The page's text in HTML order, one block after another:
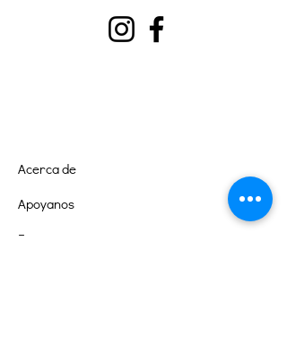
Acerca de
Apoyanos
Eventos